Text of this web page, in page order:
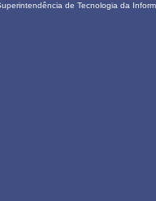
de Tecnologia da